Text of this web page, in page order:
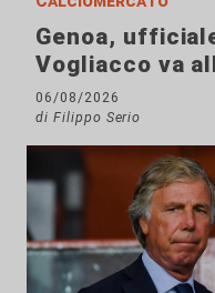
Genoa,
Vogliacco va
06/08/2026
di Filippo Serio